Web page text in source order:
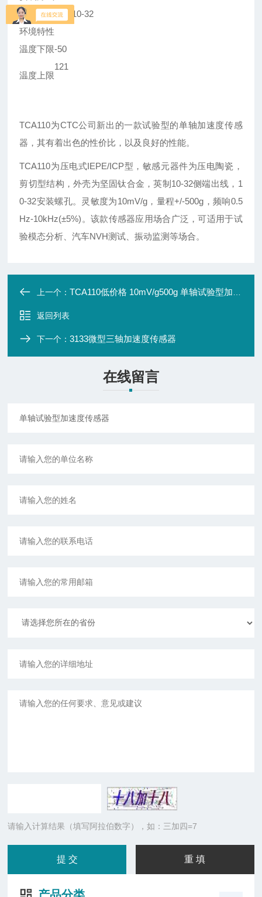
出线接头侧端10-32
环境特性
温度下限-50
温度上限
121
TCA110为CTC公司新出的一款试验型的单轴加速度传感
器，其有着出色的性价比，以及良好的性能。
TCA110为压电式IEPE/ICP型，敏感元器件为压电陶瓷，
剪切型结构，外壳为坚固钛合金，英制10-32侧端出线，1
0-32安装螺孔。灵敏度为10mV/g，量程+/-500g，频响0.5
Hz-10kHz(±5%)。该款传感器应用场合广泛，可适用于试
验模态分析、汽车NVH测试、振动监测等场合。
上一个：TCA110低价格 10mV/g500g 单轴试验型加速度传感器
返回列表
下一个：3133微型三轴加速度传感器
在线留言
请输入计算结果（填写阿拉伯数字），如：三加四=7